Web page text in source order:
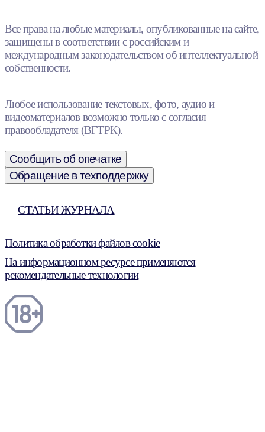
Все права на любые материалы, опубликованные на сайте,
защищены в соответствии с российским и
международным законодательством об интеллектуальной
собственности.
Любое использование текстовых, фото, аудио и
видеоматериалов возможно только с согласия
правообладателя (ВГТРК).
Сообщить об опечатке
Обращение в техподдержку
СТАТЬИ ЖУРНАЛА
Политика обработки файлов cookie
На информационном ресурсе применяются
рекомендательные технологии